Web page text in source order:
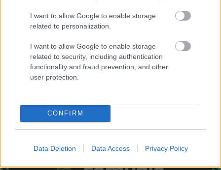
I want to allow Google to enable storage
related to personalization.
I want to allow Google to enable storage
related to security, including authentication
functionality and fraud prevention, and other
user protection.
CONFIRM
Data Deletion Data Access Privacy Policy
Recomendamos al centrocampista granota como parche
para la jornada y respondió ante Osasuna marcando gol,
Comunio. Por 1,2 millones puedes obtener un titular
habitual que a buen seguro subirá su cotización. Uno de los
jugadores más rentables tras la jornada 3.